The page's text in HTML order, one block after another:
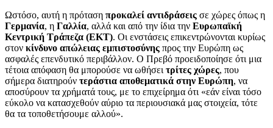
Ωστόσο, αυτή η πρόταση προκαλεί αντιδράσεις σε χώρες όπως η
Γερμανία, η Γαλλία, αλλά και από την ίδια την Ευρωπαϊκή
Κεντρική Τράπεζα (ΕΚΤ). Οι ενστάσεις επικεντρώνονται κυρίως
στον κίνδυνο απώλειας εμπιστοσύνης προς την Ευρώπη ως
ασφαλές επενδυτικό περιβάλλον. Ο Πρεβό προειδοποίησε ότι μια
τέτοια απόφαση θα μπορούσε να ωθήσει τρίτες χώρες, που
σήμερα διατηρούν τεράστια αποθεματικά στην Ευρώπη, να
αποσύρουν τα χρήματά τους, με το επιχείρημα ότι «εάν είναι τόσο
εύκολο να κατασχεθούν αύριο τα περιουσιακά μας στοιχεία, τότε
θα τα τοποθετήσουμε αλλού».